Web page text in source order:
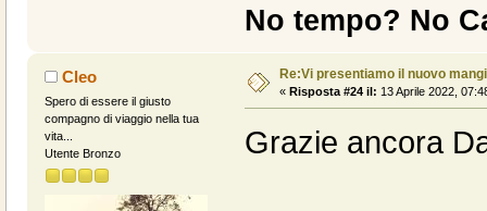
No tempo? No
Cleo
Spero di essere il giusto
compagno di viaggio nella tua
vita...
Utente Bronzo
Re:Vi presentiamo il nuovo
« Risposta #24 il: 13 Aprile 2022,
Grazie ancora